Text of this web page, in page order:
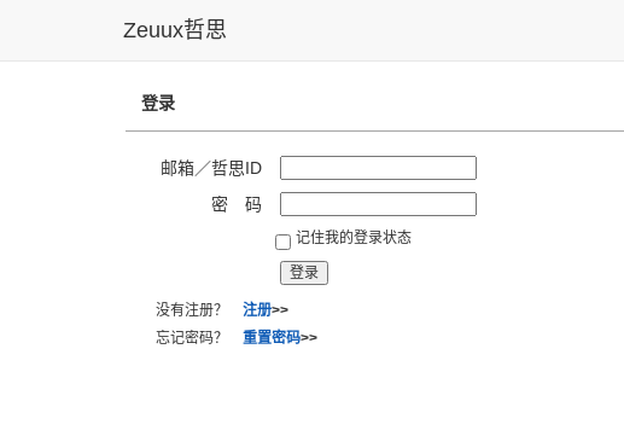
Zeuux哲思
登录
邮箱／哲思ID
密 码
记住我的登录状态
没有注册？ 注册>>
忘记密码？ 重置密码>>